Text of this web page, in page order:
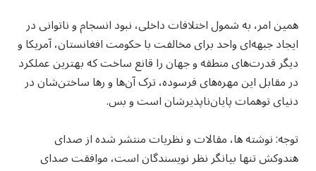
همین امر، به شمول اختلافات داخلی، نبود انسجام و ناتوانی در
ایجاد جبهه‌ای واحد برای مخالفت با حکومت افغانستان، آمریکا و
دیگر قدرت‌های منطقه و جهان را قانع ساخت که بهترین عملکرد
در مقابل این مهره‌های فرسوده، ترک آن‌ها و رها ساختن‌شان در
دنیای توهمات پایان‌ناپذیرشان است و بس.
توجه: نوشته ها، مقالات و نظریات منتشر شده از صدای
هندوکش تنها بیانگر نظر نویسندگان است، موافقت صدای